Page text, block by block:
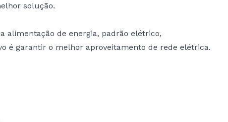
solução.
alimentação de energia, padrão elétrico,
é garantir o melhor aproveitamento de rede elétrica.